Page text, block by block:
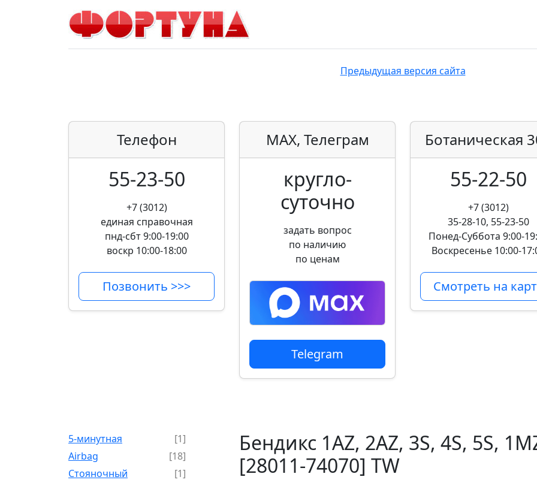
Предыдущая версия сайта
Телефон
55-23-50
+7 (3012)
единая справочная
пнд-сбт 9:00-19:00
воскр 10:00-18:00
Позвонить >>>
MAX, Телеграм
кругло­
суточно
задать вопрос
по наличию
по ценам
Telegram
Ботаническая
55-22-50
+7 (3012)
35-28-10, 55-23-50
Понед-Суббота 9:00-
Воскресенье 10:00-
Смотреть на
5-минутная
[1]
Airbag
[18]
Cтояночный
[1]
Бендикс 1AZ, 2AZ, 3S, 4S, 5S,
[28011-74070] TW